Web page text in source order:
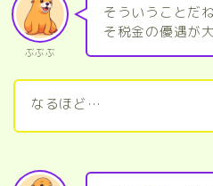
ぶぶぶ
そういうことだ
そ税金の優遇が
なるほど…